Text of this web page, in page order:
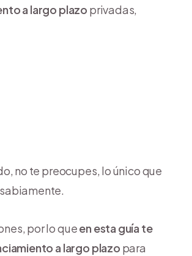
a largo plazo privadas,
no te preocupes, lo único que
por lo queen esta guía te
a largo plazo para